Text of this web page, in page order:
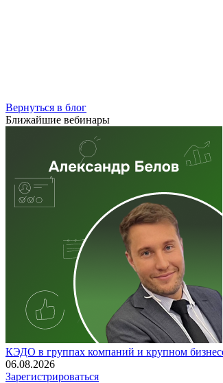
Вернуться в блог
Ближайшие вебинары
КЭДО в группах компаний и крупном
06.08.2026
Зарегистрироваться